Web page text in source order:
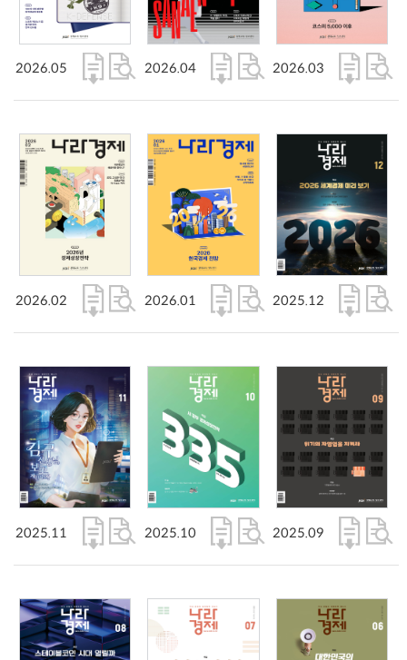
2026.05 2026.04 2026.03
2026.02 2026.01 2025.12
2025.11 2025.10 2025.09